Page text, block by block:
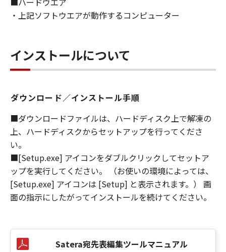
・上記ソフトウエアが動作するコンピューター
インストールについて
ダウンロード／インストール手順
■ダウンロードファイルは、ハードディスク上で解凍の
上、ハードディスクからセットアップを行ってくださ
い。
■[Setup.exe] アイコンをダブルクリックしてセットア
ップを実行してください。 （お使いの環境によっては、
[Setup.exe] アイコンは [Setup] と表示されます。） 画
面の指示にしたがってインストールを続けてください。
Satera宛先表編集ツールマニュアル